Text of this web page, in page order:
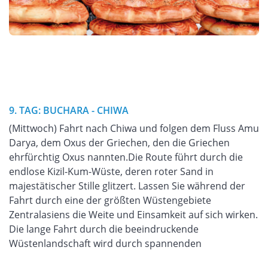
9. TAG: BUCHARA - CHIWA
(Mittwoch) Fahrt nach Chiwa und folgen dem Fluss Amu
Darya, dem Oxus der Griechen, den die Griechen
ehrfürchtig Oxus nannten.Die Route führt durch die
endlose Kizil-Kum-Wüste, deren roter Sand in
majestätischer Stille glitzert. Lassen Sie während der
Fahrt durch eine der größten Wüstengebiete
Zentralasiens die Weite und Einsamkeit auf sich wirken.
Die lange Fahrt durch die beeindruckende
Wüstenlandschaft wird durch spannenden